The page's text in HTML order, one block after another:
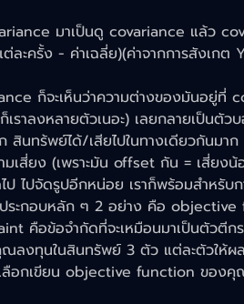
มาเป็นดู covariance แล้ว
ละครั้ง - ค่าเฉลี่ย)(ค่าจากการสังเกต
ก็จะเห็นว่าความต่างของมันอยู่ที่
าลงหลายตัวเนอะ) เลยกลายเป็นตั
นทร้พย์ได้/เสียไปในทางเดียวกันมา
มเสี่ยง (เพราะมัน offset กัน = เสี่ยงน้
ป ไปจัดรูปอีกหน่อย เราก็พร้อมสำหรั
ระกอบหลัก ๆ 2 อย่าง คือ
คือข้อจำกัดที่จะเหมือนมาเป็นตัวตี
ณลงทุนในสินทรัพย์ 3 ตัว แต่ละตัวให้
อกเขียน objective function ของ